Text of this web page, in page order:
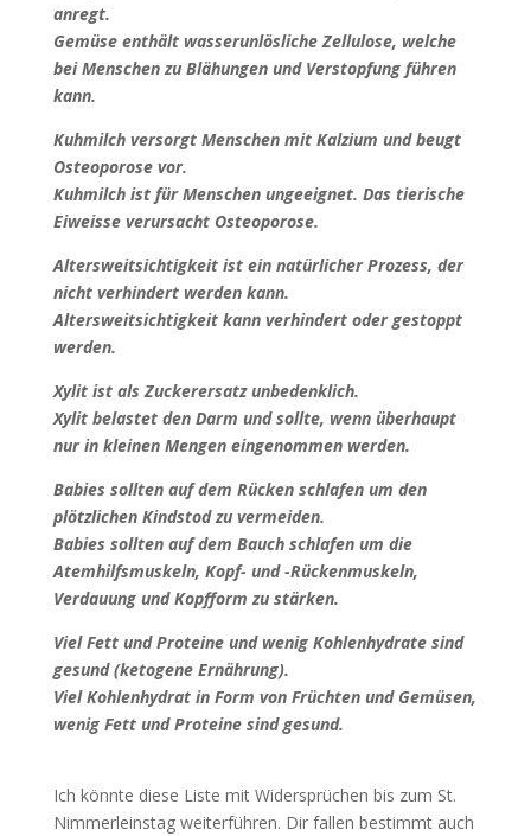
anregt.
Gemüse enthält wasserunlösliche Zellulose, welche
bei Menschen zu Blähungen und Verstopfung führen
kann.
Kuhmilch versorgt Menschen mit Kalzium und beugt
Osteoporose vor.
Kuhmilch ist für Menschen ungeeignet. Das tierische
Eiweisse verursacht Osteoporose.
Altersweitsichtigkeit ist ein natürlicher Prozess, der
nicht verhindert werden kann.
Altersweitsichtigkeit kann verhindert oder gestoppt
werden.
Xylit ist als Zuckerersatz unbedenklich.
Xylit belastet den Darm und sollte, wenn überhaupt
nur in kleinen Mengen eingenommen werden.
Babies sollten auf dem Rücken schlafen um den
plötzlichen Kindstod zu vermeiden.
Babies sollten auf dem Bauch schlafen um die
Atemhilfsmuskeln, Kopf- und -Rückenmuskeln,
Verdauung und Kopfform zu stärken.
Viel Fett und Proteine und wenig Kohlenhydrate sind
gesund (ketogene Ernährung).
Viel Kohlenhydrat in Form von Früchten und Gemüsen,
wenig Fett und Proteine sind gesund.
Ich könnte diese Liste mit Widersprüchen bis zum St.
Nimmerleinstag weiterführen. Dir fallen bestimmt auch